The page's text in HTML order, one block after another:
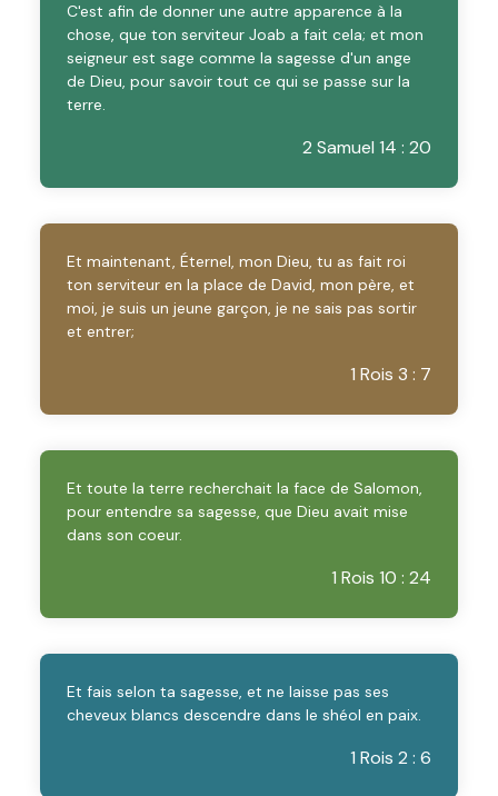
C'est afin de donner une autre apparence à la
chose, que ton serviteur Joab a fait cela; et mon
seigneur est sage comme la sagesse d'un ange
de Dieu, pour savoir tout ce qui se passe sur la
terre.
2 Samuel 14 : 20
Et maintenant, Éternel, mon Dieu, tu as fait roi
ton serviteur en la place de David, mon père, et
moi, je suis un jeune garçon, je ne sais pas sortir
et entrer;
1 Rois 3 : 7
Et toute la terre recherchait la face de Salomon,
pour entendre sa sagesse, que Dieu avait mise
dans son coeur.
1 Rois 10 : 24
Et fais selon ta sagesse, et ne laisse pas ses
cheveux blancs descendre dans le shéol en paix.
1 Rois 2 : 6